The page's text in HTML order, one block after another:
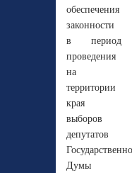
обеспечения
законности
в период
проведения
на
территории
края
выборов
депутатов
Думы